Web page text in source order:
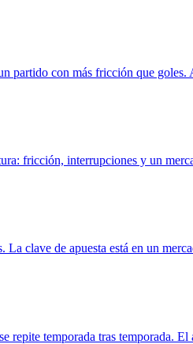
partido con más fricción que goles.
fricción, interrupciones y un
clave de apuesta está en un
temporada tras temporada.